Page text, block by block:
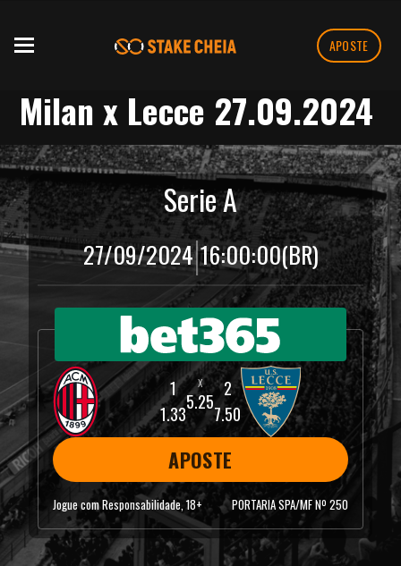
APOSTE
Milan x Lecce 27.09.2024
Serie A
27/09/2024|16:00:00(BR)
1.33
5.25
7.50
APOSTE
Jogue com Responsabilidade, 18+ PORTARIA SPA/MF Nº 250